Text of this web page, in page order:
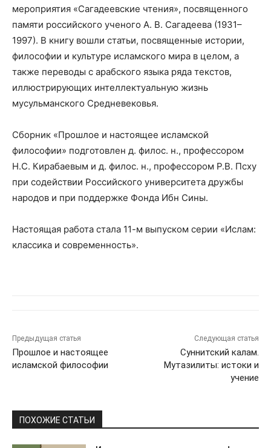
мероприятия «Сагадеевские чтения», посвященного
памяти российского ученого А. В. Сагадеева (1931–
1997). В книгу вошли статьи, посвященные истории,
философии и культуре исламского мира в целом, а
также переводы с арабского языка ряда текстов,
иллюстрирующих интеллектуальную жизнь
мусульманского Средневековья.
Сборник «Прошлое и настоящее исламской
философии» подготовлен д. филос. н., профессором
Н.С. Кирабаевым и д. филос. н., профессором Р.В. Псху
при содействии Российского университета дружбы
народов и при поддержке Фонда Ибн Сины.
Настоящая работа стала 11-м выпуском серии «Ислам:
классика и современность».
Предыдущая статья
Прошлое и настоящее
исламской философии
Следующая статья
Суннитский калам.
Мутазилиты: истоки и
учение
ПОХОЖИЕ СТАТЬИ